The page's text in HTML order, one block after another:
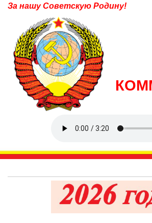
За нашу Советскую Родину!